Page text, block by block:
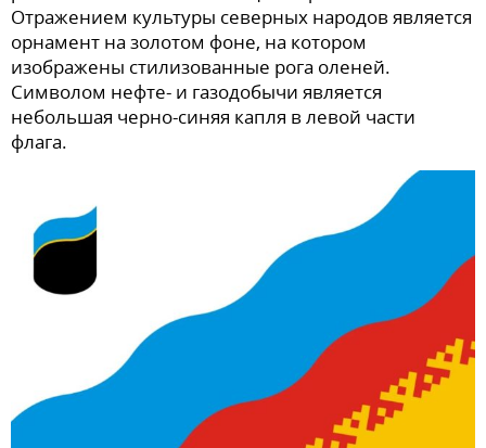
Отражением культуры северных народов является
орнамент на золотом фоне, на котором
изображены стилизованные рога оленей.
Символом нефте- и газодобычи является
небольшая черно-синяя капля в левой части
флага.